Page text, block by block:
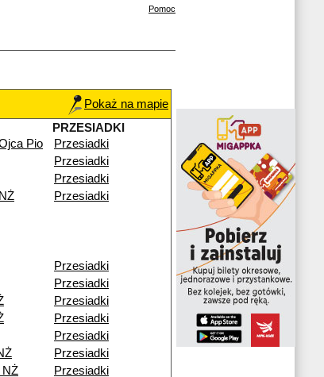
Pomoc
Pokaż na mapie
PRZESIADKI
Pio
Przesiadki
Przesiadki
Przesiadki
Przesiadki
Przesiadki
Przesiadki
Przesiadki
Przesiadki
Przesiadki
Przesiadki
NŻ Przesiadki